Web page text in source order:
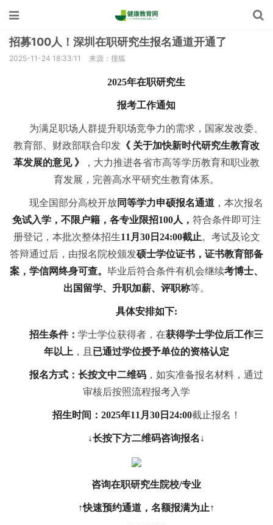
招募100人！深圳在职研究生报名通道开通了
2025-11-24 18:33:11 来源：搜狐
2025年在职研究生
报考工作通知
为满足职场人群提升职场竞争力的需求，国家发改委、
教育部、财政部联合印发 《 关于加快新时代研究生教育改
革发展的意见 》
，大力推进各省市高等学历教育和职业教
育发展，完善高水平研究生教育体系。
现全国部分高校开放同等学力申硕报名通道 ，本次报名
免试入学，不限户籍，各专业限招100人， 符合条件即可注
册登记，本批次整体招生11月30日24:00截止。考试及论文
答辩通过后，由报名院校颁发硕士学位证书，证书教育部备
案，学信网终身可查。 毕业后符合条件有机会继续考博士、
出国留学、升职加薪、评职称等。
具体安排如下:
招生条件： 学士学位获得者，在获得学士学位后工作三
年以上 ，且 已通过学位授予单位的资格认定
报名方式：长按文中二维码 ，如实准备报名材料，通过
审核后按照流程报考入学
招生时间：2025年11月30日24:00截止报名！
↓长按下方二维码咨询报名↓
咨询在职研究生院校/专业
↑快速预约通道，名额报满为止↑